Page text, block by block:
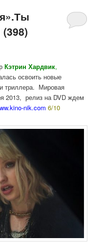
Кэтрин Хардвик,
освоить новые
триллера. Мировая
2013, релиз на DVD ждем
nik.com6/10